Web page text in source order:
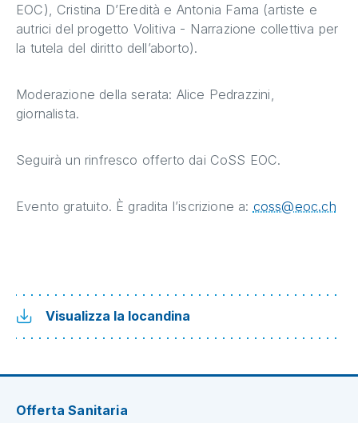
EOC), Cristina D’Eredità e Antonia Fama (artiste e
autrici del progetto Volitiva - Narrazione collettiva per
la tutela del diritto dell’aborto).
Moderazione della serata: Alice Pedrazzini,
giornalista.
Seguirà un rinfresco offerto dai CoSS EOC.
Evento gratuito. È gradita l’iscrizione a: coss@eoc.ch
Visualizza la locandina
Offerta Sanitaria